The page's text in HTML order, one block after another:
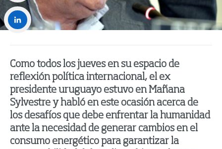
Como todos los jueves en su espacio de
reflexión política internacional, el ex
presidente uruguayo estuvo en Mañana
Sylvestre y habló en este ocasión acerca de
los desafíos que debe enfrentar la humanidad
ante la necesidad de generar cambios en el
consumo energético para garantizar la
WhatsApp